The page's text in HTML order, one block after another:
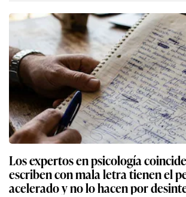
Los expertos en psicología
escriben con mala letra tienen el
acelerado y no lo hacen por